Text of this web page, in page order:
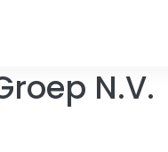
N.V.